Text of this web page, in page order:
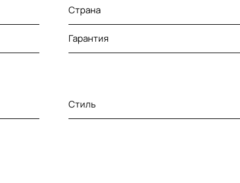
Страна
Гарантия
Стиль